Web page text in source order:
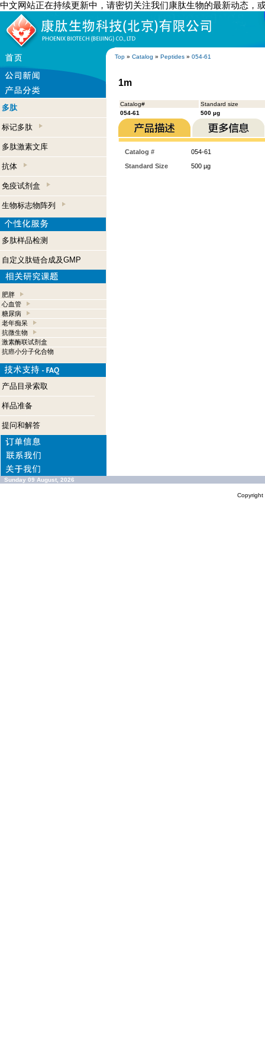
中文网站正在持续更新中，请密切关注我们康肽生物的最新动态，
Top » Catalog » Peptides » 054-61
多肽
标记多肽
多肽激素文库
抗体
免疫试剂盒
生物标志物阵列
多肽样品检测
自定义肽链合成及GMP
肥胖
心血管
糖尿病
老年痴呆
抗微生物
激素酶联试剂盒
抗癌小分子化合物
产品目录索取
样品准备
提问和解答
1m
Catalog#
Standard size
054-61
500 µg
Catalog #
054-61
Standard Size
500 µg
Sunday 09 August, 2026